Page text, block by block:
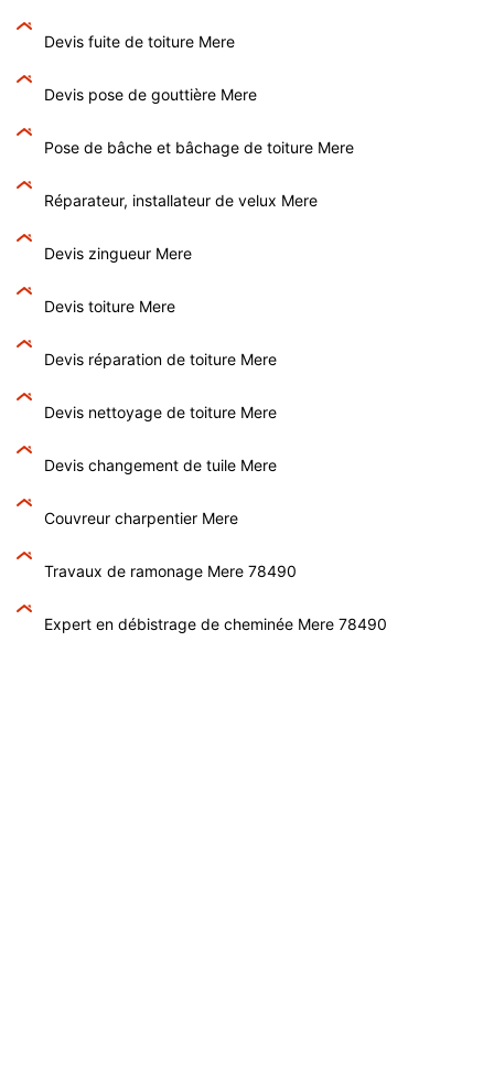
Devis fuite de toiture Mere
Devis pose de gouttière Mere
Pose de bâche et bâchage de toiture Mere
Réparateur, installateur de velux Mere
Devis zingueur Mere
Devis toiture Mere
Devis réparation de toiture Mere
Devis nettoyage de toiture Mere
Devis changement de tuile Mere
Couvreur charpentier Mere
Travaux de ramonage Mere 78490
Expert en débistrage de cheminée Mere 78490